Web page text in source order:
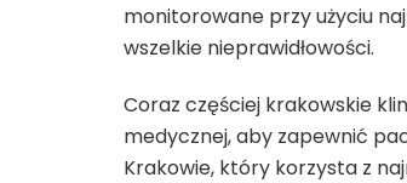
monitorowane przy użyciu
wszelkie nieprawidłowości.
Coraz częściej krakowskie
medycznej, aby zapewnić
Krakowie, który korzysta z